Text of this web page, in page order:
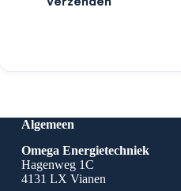
Algemeen
Omega Energietechniek
Hagenweg 1C
4131 LX Vianen